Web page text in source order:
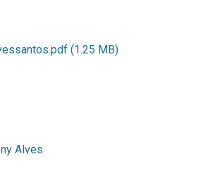
(1.25 MB)
Alves